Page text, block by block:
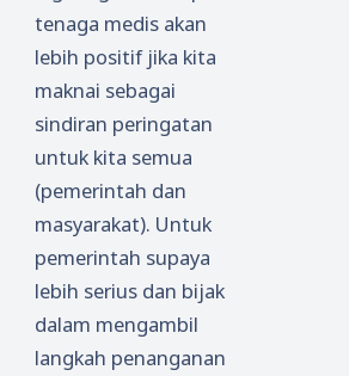
tenaga medis akan
lebih positif jika kita
maknai sebagai
sindiran peringatan
untuk kita semua
(pemerintah dan
masyarakat). Untuk
pemerintah supaya
lebih serius dan bijak
dalam mengambil
langkah penanganan